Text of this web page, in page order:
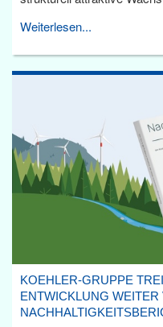
Weiterlesen...
KOEHLER-GRUPPE
ENTWICKLUNG